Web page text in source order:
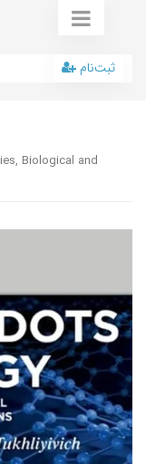
ثبت‌نام
Biological and